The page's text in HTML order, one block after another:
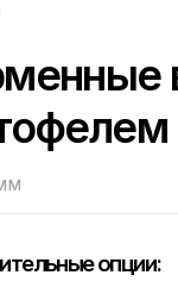
опции: